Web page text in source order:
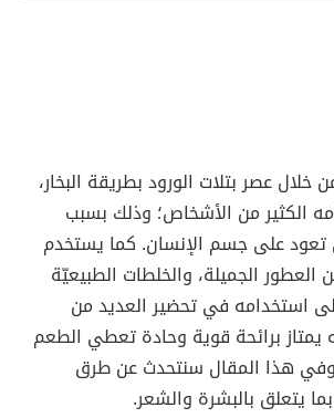
خلال عصر بتلات الورود بطريقة البخار،
الكثير من الأشخاص؛ وذلك بسبب
تعود على جسم الإنسان. كما يستخدم
الجميلة، والخلطات الطبيعيّة
استخدامه في تحضير العديد من
يمتاز برائحة قوية وحادة تعطي الطعم
وفي هذا المقال سنتحدث عن طرق
يتعلق بالبشرة والشعر.